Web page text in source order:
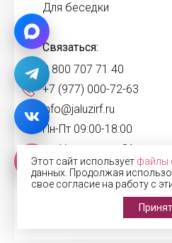
Для беседки
Связаться:
8 800 707 71 40
+7 (977) 000-72-63
info@jaluzirf.ru
Пн-Пт 09:00-18:00
ул. Угрешская, 31
Этот сайт использует файлы
данных. Продолжая
свое согласие на работу с